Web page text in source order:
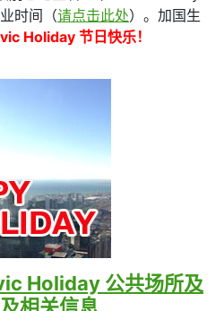
时间（请点击此处）。加国生
Holiday 节日快乐！
Holiday 公共场所及